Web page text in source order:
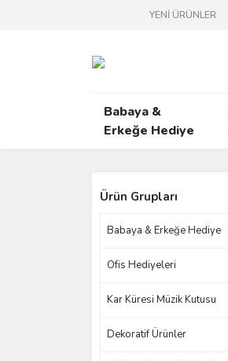
YENİ ÜRÜNLER
Babaya &
Erkeğe Hediye
Ürün Grupları
Babaya & Erkeğe Hediye
Ofis Hediyeleri
Kar Küresi Müzik Kutusu
Dekoratif Ürünler